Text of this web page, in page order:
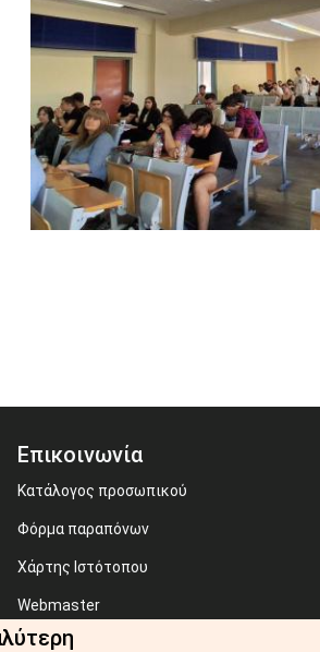
Επικοινωνία
Κατάλογος προσωπικού
Φόρμα παραπόνων
Χάρτης Ιστότοπου
Webmaster
RSS